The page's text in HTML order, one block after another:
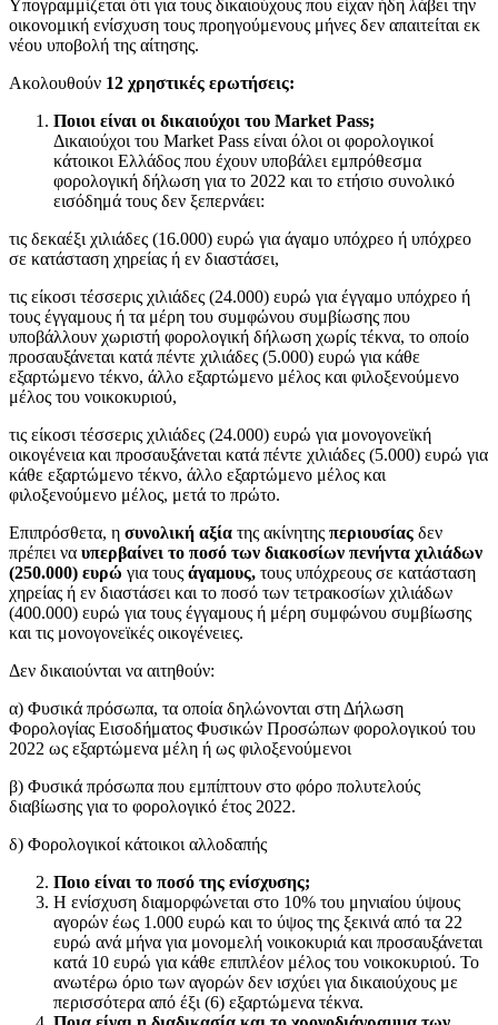
Υπογραμμίζεται ότι για τους δικαιούχους που είχαν ήδη λάβει την
οικονομική ενίσχυση τους προηγούμενους μήνες δεν απαιτείται εκ
νέου υποβολή της αίτησης.
Ακολουθούν 12 χρηστικές ερωτήσεις:
Ποιοι είναι οι δικαιούχοι του Market Pass;
Δικαιούχοι του Market Pass είναι όλοι οι φορολογικοί
κάτοικοι Ελλάδος που έχουν υποβάλει εμπρόθεσμα
φορολογική δήλωση για το 2022 και το ετήσιο συνολικό
εισόδημά τους δεν ξεπερνάει:
τις δεκαέξι χιλιάδες (16.000) ευρώ για άγαμο υπόχρεο ή υπόχρεο
σε κατάσταση χηρείας ή εν διαστάσει,
τις είκοσι τέσσερις χιλιάδες (24.000) ευρώ για έγγαμο υπόχρεο ή
τους έγγαμους ή τα μέρη του συμφώνου συμβίωσης που
υποβάλλουν χωριστή φορολογική δήλωση χωρίς τέκνα, το οποίο
προσαυξάνεται κατά πέντε χιλιάδες (5.000) ευρώ για κάθε
εξαρτώμενο τέκνο, άλλο εξαρτώμενο μέλος και φιλοξενούμενο
μέλος του νοικοκυριού,
τις είκοσι τέσσερις χιλιάδες (24.000) ευρώ για μονογονεϊκή
οικογένεια και προσαυξάνεται κατά πέντε χιλιάδες (5.000) ευρώ για
κάθε εξαρτώμενο τέκνο, άλλο εξαρτώμενο μέλος και
φιλοξενούμενο μέλος, μετά το πρώτο.
Επιπρόσθετα, η συνολική αξία της ακίνητης περιουσίας δεν
πρέπει να υπερβαίνει το ποσό των διακοσίων πενήντα χιλιάδων
(250.000) ευρώ για τους άγαμους, τους υπόχρεους σε κατάσταση
χηρείας ή εν διαστάσει και το ποσό των τετρακοσίων χιλιάδων
(400.000) ευρώ για τους έγγαμους ή μέρη συμφώνου συμβίωσης
και τις μονογονεϊκές οικογένειες.
Δεν δικαιούνται να αιτηθούν:
α) Φυσικά πρόσωπα, τα οποία δηλώνονται στη Δήλωση
Φορολογίας Εισοδήματος Φυσικών Προσώπων φορολογικού του
2022 ως εξαρτώμενα μέλη ή ως φιλοξενούμενοι
β) Φυσικά πρόσωπα που εμπίπτουν στο φόρο πολυτελούς
διαβίωσης για το φορολογικό έτος 2022.
δ) Φορολογικοί κάτοικοι αλλοδαπής
Ποιο είναι το ποσό της ενίσχυσης;
Η ενίσχυση διαμορφώνεται στο 10% του μηνιαίου ύψους
αγορών έως 1.000 ευρώ και το ύψος της ξεκινά από τα 22
ευρώ ανά μήνα για μονομελή νοικοκυριά και προσαυξάνεται
κατά 10 ευρώ για κάθε επιπλέον μέλος του νοικοκυριού. Το
ανωτέρω όριο των αγορών δεν ισχύει για δικαιούχους με
περισσότερα από έξι (6) εξαρτώμενα τέκνα.